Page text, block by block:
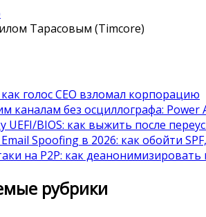
Тарасовым (Timcore)
голос CEO взломал корпорацию
каналам без осциллографа: Power
BIOS: как выжить после
Spoofing в 2026: как обойти
на P2P: как деанонимизировать
рубрики